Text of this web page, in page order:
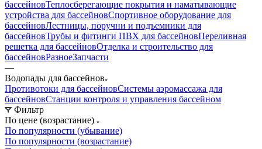
бассейновТеплосберегающие покрытия и наматывающие
устройства для бассейновСпортивное оборудование для
бассейновЛестницы, поручни и подъемники для
бассейновТрубы и фитинги ПВХ для бассейновПереливная
решетка для бассейновОтделка и строительство для
бассейновРазноеЗапчасти
—
Водопады для бассейнов
Противотоки для бассейновСистемы аэромассажа для
бассейновСтанции контроля и управления бассейном
Фильтр
По цене (возрастание)
По популярности (убывание)
По популярности (возрастание)